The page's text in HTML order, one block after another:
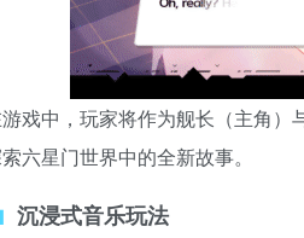
戏中，玩家将作为舰长（主角）
六星门世界中的全新故事。
沉浸式音乐玩法